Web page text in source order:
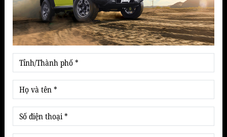
Xe thương mại
SUV
Tin tức & Khuyến mãi
Cẩm nang chăm sóc xe
Kiến thức lái xe an toàn
Thị trường xe
Tin Suzuki
Ưu đãi - Khuyến mãi